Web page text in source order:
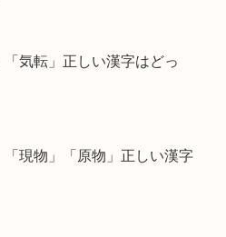
気転」正しい漢字はどっ
現物」「原物」正しい漢字